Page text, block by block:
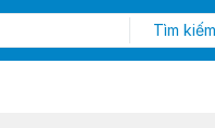
Tìm kiếm